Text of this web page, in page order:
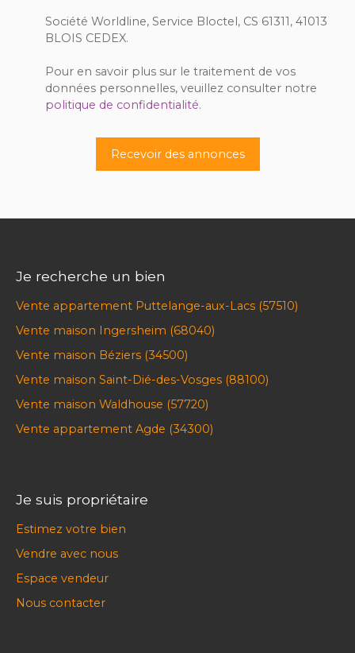
Société Worldline, Service Bloctel, CS 61311, 41013
BLOIS CEDEX.
Pour en savoir plus sur le traitement de vos
données personnelles, veuillez consulter notre
politique de confidentialité.
Recevoir des annonces
Je recherche un bien
Vente appartement Puttelange-aux-Lacs (57510)
Vente maison Ingersheim (68040)
Vente maison Béziers (34500)
Vente maison Saint-Dié-des-Vosges (88100)
Vente maison Waldhouse (57720)
Vente appartement Agde (34300)
Je suis propriétaire
Estimez votre bien
Vendre avec nous
Espace vendeur
Nous contacter